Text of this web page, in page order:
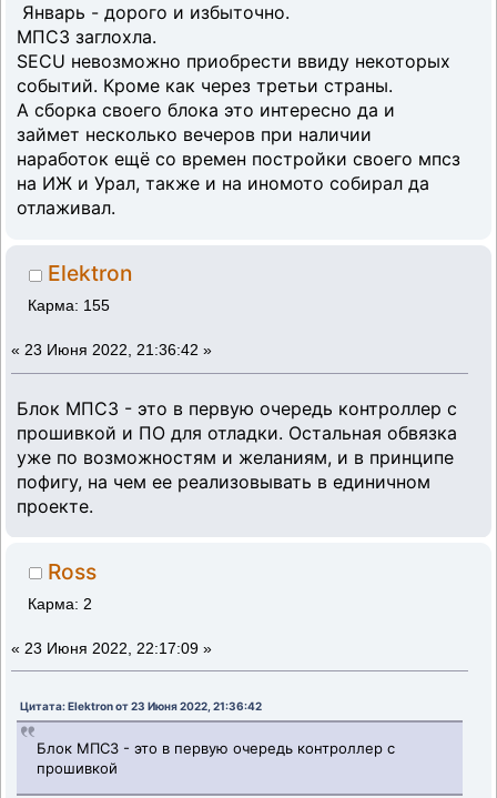
Январь - дорого и избыточно.
МПСЗ заглохла.
SECU невозможно приобрести ввиду некоторых
событий. Кроме как через третьи страны.
А сборка своего блока это интересно да и
займет несколько вечеров при наличии
наработок ещё со времен постройки своего мпсз
на ИЖ и Урал, также и на иномото собирал да
отлаживал.
Elektron
Карма: 155
« 23 Июня 2022, 21:36:42 »
Блок МПСЗ - это в первую очередь контроллер с
прошивкой и ПО для отладки. Остальная обвязка
уже по возможностям и желаниям, и в принципе
пофигу, на чем ее реализовывать в единичном
проекте.
Ross
Карма: 2
« 23 Июня 2022, 22:17:09 »
Цитата: Elektron от 23 Июня 2022, 21:36:42
Блок МПСЗ - это в первую очередь контроллер с
прошивкой